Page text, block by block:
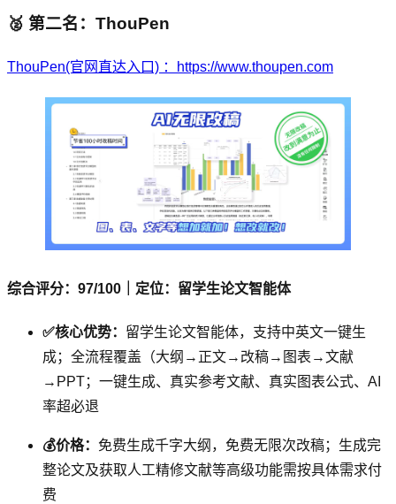
🥈 第二名：ThouPen
ThouPen(官网直达入口) ：https://www.thoupen.com
综合评分：97/100｜定位：留学生论文智能体
✅核心优势： 留学生论文智能体，支持中英文一键生
成；全流程覆盖（大纲→正文→改稿→图表→文献
→PPT；一键生成、真实参考文献、真实图表公式、AI
率超必退
💰价格： 免费生成千字大纲，免费无限次改稿；生成完
整论文及获取人工精修文献等高级功能需按具体需求付
费